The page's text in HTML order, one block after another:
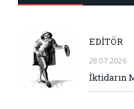
EDİTÖR
28.07.2026
İktidarın